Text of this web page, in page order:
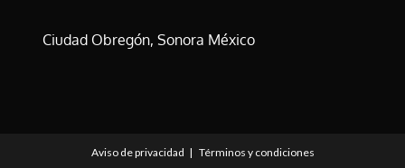
Ciudad Obregón, Sonora México
Aviso de privacidad Términos y condiciones